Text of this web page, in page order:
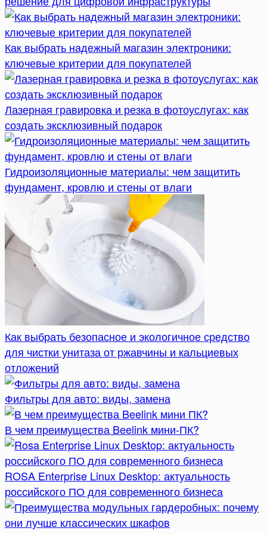
Как выбрать надежный магазин электроники:
ключевые критерии для покупателей
Лазерная гравировка и резка в фотоуслугах: как
создать эксклюзивный подарок
Гидроизоляционные материалы: чем защитить
фундамент, кровлю и стены от влаги
Как выбрать безопасное и экологичное средство
для чистки унитаза от ржавчины и кальциевых
отложений
Фильтры для авто: виды, замена
В чем преимущества Beelink мини-ПК?
ROSA Enterprise Linux Desktop: актуальность
российского ПО для современного бизнеса